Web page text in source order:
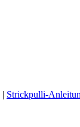
| Strickpulli-